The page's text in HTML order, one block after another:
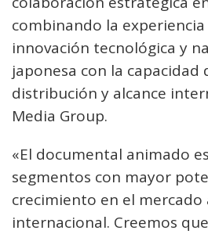
combinando la
innovación tecnológica y
japonesa con la capacidad
distribución y alcance
Media Group.
«El documental animado
segmentos con mayor
crecimiento en el mercado
internacional. Creemos que